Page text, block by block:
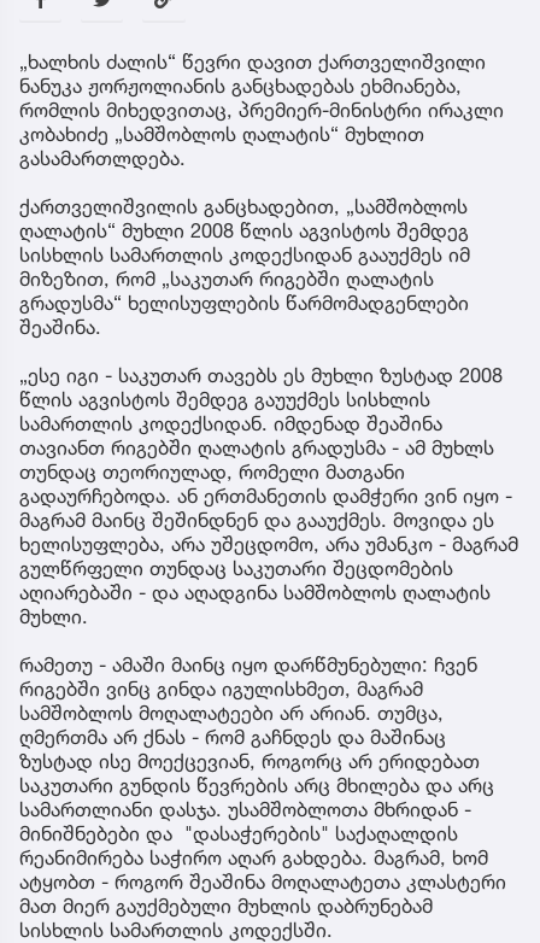
„ხალხის ძალის“ წევრი დავით ქართველიშვილი
ნანუკა ჟორჟოლიანის განცხადებას ეხმიანება,
რომლის მიხედვითაც, პრემიერ-მინისტრი ირაკლი
კობახიძე „სამშობლოს ღალატის“ მუხლით
გასამართლდება.
ქართველიშვილის განცხადებით, „სამშობლოს
ღალატის“ მუხლი 2008 წლის აგვისტოს შემდეგ
სისხლის სამართლის კოდექსიდან გააუქმეს იმ
მიზეზით, რომ „საკუთარ რიგებში ღალატის
გრადუსმა“ ხელისუფლების წარმომადგენლები
შეაშინა.
„ესე იგი - საკუთარ თავებს ეს მუხლი ზუსტად 2008
წლის აგვისტოს შემდეგ გაუუქმეს სისხლის
სამართლის კოდექსიდან. იმდენად შეაშინა
თავიანთ რიგებში ღალატის გრადუსმა - ამ მუხლს
თუნდაც თეორიულად, რომელი მათგანი
გადაურჩებოდა. ან ერთმანეთის დამჭერი ვინ იყო -
მაგრამ მაინც შეშინდნენ და გააუქმეს. მოვიდა ეს
ხელისუფლება, არა უშეცდომო, არა უმანკო - მაგრამ
გულწრფელი თუნდაც საკუთარი შეცდომების
აღიარებაში - და აღადგინა სამშობლოს ღალატის
მუხლი.
რამეთუ - ამაში მაინც იყო დარწმუნებული: ჩვენ
რიგებში ვინც გინდა იგულისხმეთ, მაგრამ
სამშობლოს მოღალატეები არ არიან. თუმცა,
ღმერთმა არ ქნას - რომ გაჩნდეს და მაშინაც
ზუსტად ისე მოექცევიან, როგორც არ ერიდებათ
საკუთარი გუნდის წევრების არც მხილება და არც
სამართლიანი დასჯა. უსამშობლოთა მხრიდან -
მინიშნებები და "დასაჭერების" საქაღალდის
რეანიმირება საჭირო აღარ გახდება. მაგრამ, ხომ
ატყობთ - როგორ შეაშინა მოღალატეთა კლასტერი
მათ მიერ გაუქმებული მუხლის დაბრუნებამ
სისხლის სამართლის კოდექსში.